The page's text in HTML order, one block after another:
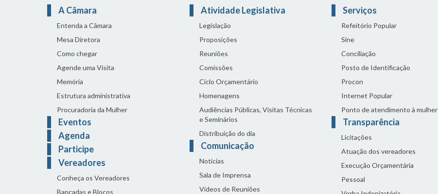
A Câmara
Entenda a Câmara
Mesa Diretora
Como chegar
Agende uma Visita
Memória
Estrutura administrativa
Procuradoria da Mulher
Eventos
Agenda
Participe
Vereadores
Conheça os Vereadores
Bancadas e Blocos
Atividade Legislativa
Legislação
Proposições
Reuniões
Comissões
Ciclo Orçamentário
Homenagens
Audiências Públicas, Visitas Técnicas
e Seminários
Distribuição do dia
Comunicação
Notícias
Sala de Imprensa
Vídeos de Reuniões
Serviços
Refeitório Popular
Sine
Conciliação
Posto de Identificação
Procon
Internet Popular
Ponto de atendimento à mulher
Transparência
Licitações
Atuação dos vereadores
Execução Orçamentária
Pessoal